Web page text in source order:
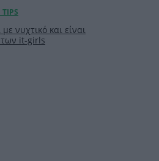
νυχτικό και είναι
it-girls